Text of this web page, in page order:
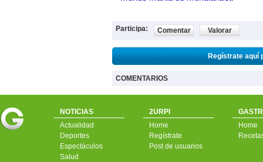
Participa: Comentar Valorar
Regístrate aquí
COMENTARIOS
NOTICIAS
Actualidad
Deportes
Espectáculos
Salud
2URPI
Home
Regístrate
Post de usuarios
Home